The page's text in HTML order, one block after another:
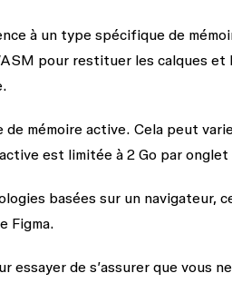
à un type spécifique de
pour restituer les calques
mémoire active. Cela peut
est limitée à 2 Go par
basées sur un navigateur,
Figma.
essayer de s’assurer que vous